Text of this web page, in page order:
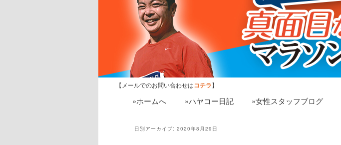
【メールでのお問い合わせはコチラ】
»ホームへ »ハヤコー日記 »女性スタッフブログ
日別アーカイブ:2020年8月29日